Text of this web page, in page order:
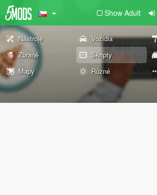
Show Adult
Nástroje Vozidla
Zbraně
Skripty
Mapy
Různé